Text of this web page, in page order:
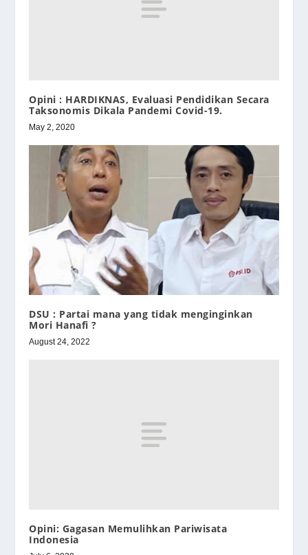
Opini : HARDIKNAS, Evaluasi Pendidikan Secara
Taksonomis Dikala Pandemi Covid-19.
May 2, 2020
DSU : Partai mana yang tidak menginginkan
Mori Hanafi ?
August 24, 2022
Opini: Gagasan Memulihkan Pariwisata
Indonesia